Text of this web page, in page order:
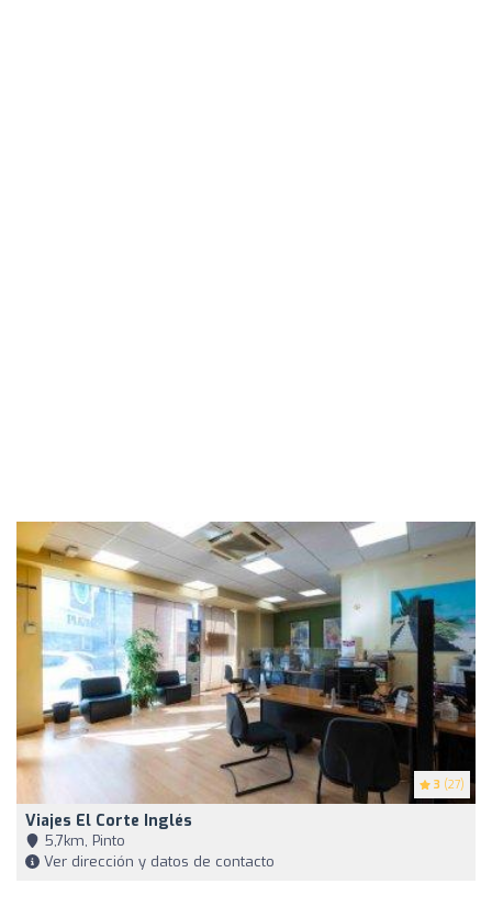
3 (27)
Viajes El Corte Inglés
5,7km, Pinto
Ver dirección y datos de contacto